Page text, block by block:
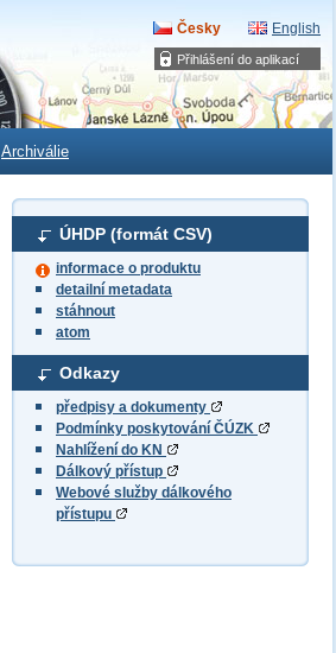
Přihlášení do aplikací
Česky English
Archiválie
ÚHDP (formát CSV)
informace o produktu
detailní metadata
stáhnout
atom
Odkazy
předpisy a dokumenty
Podmínky poskytování ČÚZK
Nahlížení do KN
Dálkový přístup
Webové služby dálkového
přístupu